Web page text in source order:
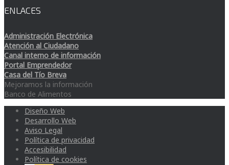
ENLACES
Administración Electrónica
Atención al Ciudadano
Canal interno de información
Portal Emprendedor
Casa del Tío Breva
Mejoramos la información
Banco de Alimentos
Diseño Web
Desarrollo Web
Aviso Legal
Política de privacidad
Accesibilidad
Política de cookies